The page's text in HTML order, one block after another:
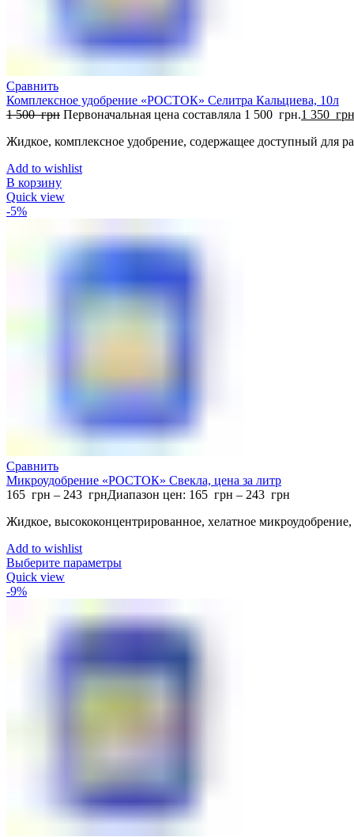
Сравнить
Комплексное удобрение «РОСТОК» Селитра Кальциева, 10л
1 500грн Первоначальная цена составляла 1 500 грн.1 350 грн
Жидкое, комплексное удобрение, содержащее доступный для
Add to wishlist
В корзину
Quick view
-5%
Сравнить
Микроудобрение «РОСТОК» Свекла, цена за литр
165 грн – 243 грнДиапазон цен: 165 грн – 243 грн
Жидкое, высококонцентрированное, хелатное
Add to wishlist
Выберите параметры
Quick view
-9%